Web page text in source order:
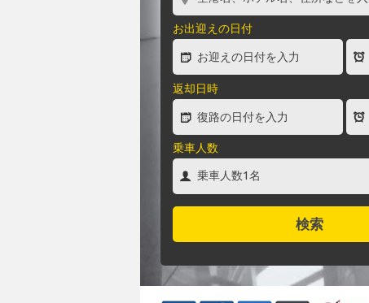
お出迎えの日付
返却日時
乗車人数
検索